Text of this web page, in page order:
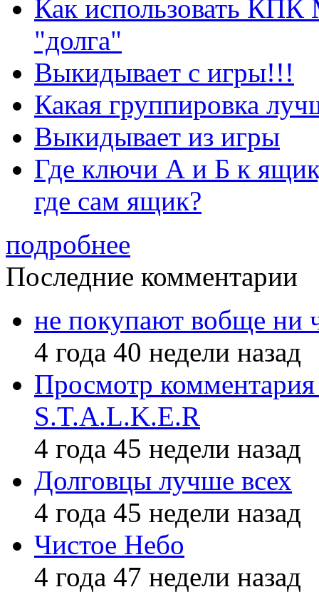
Как использовать
"долга"
Выкидывает с игры!!!
Какая группировка
Выкидывает из игры
Где ключи А и Б к
где сам ящик?
подробнее
Последние комментарии
не покупают вобще ни
4 года 40 недели назад
Просмотр
S.T.A.L.K.E.R
4 года 45 недели назад
Долговцы лучше всех
4 года 45 недели назад
Чистое Небо
4 года 47 недели назад